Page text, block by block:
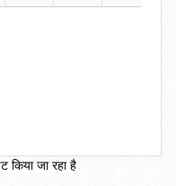
किया जा रहा है